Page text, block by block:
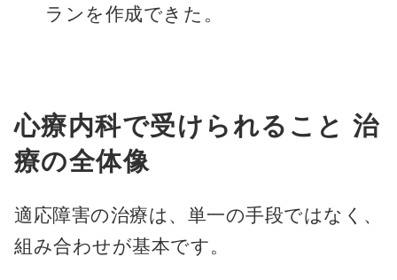
ランを作成できた。
心療内科で受けられること 治
療の全体像
適応障害の治療は、単一の手段ではなく、
組み合わせが基本です。